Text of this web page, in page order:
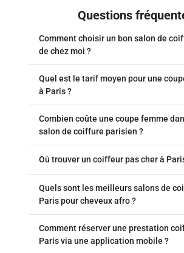
Questions
Comment choisir un bon salon de
de chez moi ?
Quel est le tarif moyen pour une
à Paris ?
Combien coûte une coupe femme
salon de coiffure parisien ?
Où trouver un coiffeur pas cher à
Quels sont les meilleurs salons de
Paris pour cheveux afro ?
Comment réserver une prestation
Paris via une application mobile ?